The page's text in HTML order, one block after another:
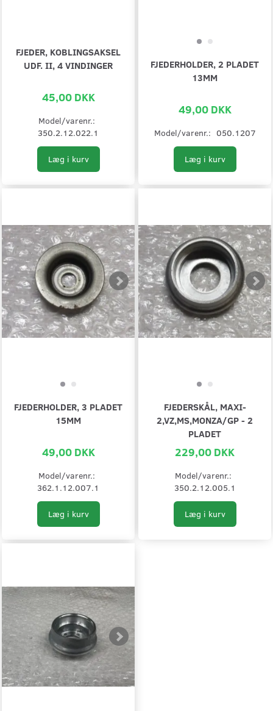
FJEDER, KOBLINGSAKSEL
UDF. II, 4 VINDINGER
45,00 DKK
Model/varenr.:
350.2.12.022.1
Læg i kurv
FJEDERHOLDER, 2 PLADET
13MM
49,00 DKK
Model/varenr.: 050.1207
Læg i kurv
FJEDERHOLDER, 3 PLADET
15MM
49,00 DKK
Model/varenr.:
362.1.12.007.1
Læg i kurv
FJEDERSKÅL, MAXI-
2,VZ,MS,MONZA/GP - 2
PLADET
229,00 DKK
Model/varenr.:
350.2.12.005.1
Læg i kurv